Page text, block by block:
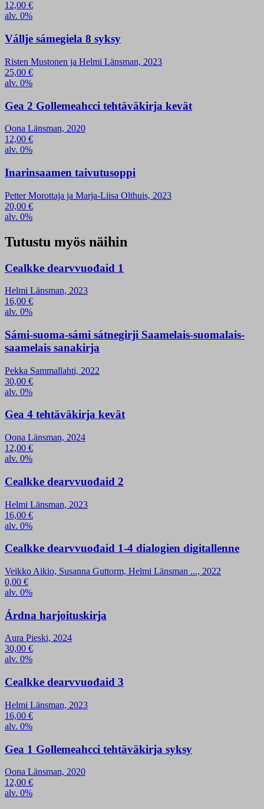
12,00 €
alv. 0%
Vállje sámegiela 8 syksy
Risten Mustonen ja Helmi Länsman, 2023
25,00 €
alv. 0%
Gea 2 Gollemeahcci tehtäväkirja kevät
Oona Länsman, 2020
12,00 €
alv. 0%
Inarinsaamen taivutusoppi
Petter Morottaja ja Marja-Liisa Olthuis, 2023
20,00 €
alv. 0%
Tutustu myös näihin
Cealkke dearvvuođaid 1
Helmi Länsman, 2023
16,00 €
alv. 0%
Sámi-suoma-sámi sátnegirji Saamelais-suomalais-
saamelais sanakirja
Pekka Sammallahti, 2022
30,00 €
alv. 0%
Gea 4 tehtäväkirja kevät
Oona Länsman, 2024
12,00 €
alv. 0%
Cealkke dearvvuođaid 2
Helmi Länsman, 2023
16,00 €
alv. 0%
Cealkke dearvvuođaid 1-4 dialogien digitallenne
Veikko Aikio, Susanna Guttorm, Helmi Länsman ..., 2022
0,00 €
alv. 0%
Árdna harjoituskirja
Aura Pieski, 2024
30,00 €
alv. 0%
Cealkke dearvvuođaid 3
Helmi Länsman, 2023
16,00 €
alv. 0%
Gea 1 Gollemeahcci tehtäväkirja syksy
Oona Länsman, 2020
12,00 €
alv. 0%